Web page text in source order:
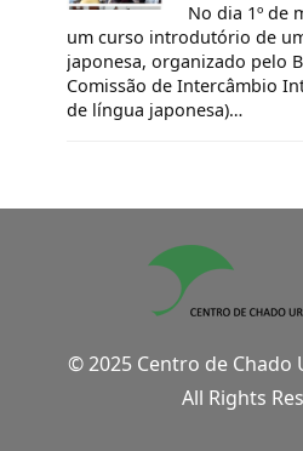
No dia 1º de
um curso introdutório de
japonesa, organizado pelo
Comissão de Intercâmbio
de língua japonesa)…
© 2025 Centro de Chado
All Rights